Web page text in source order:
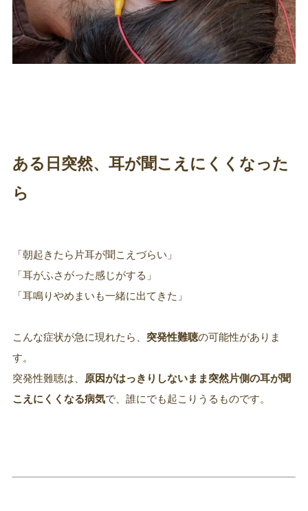
ある日突然、耳が聞こえにくくなった
ら
「朝起きたら片耳が聞こえづらい」
「耳がふさがった感じがする」
「耳鳴りやめまいも一緒に出てきた」
こんな症状が急に現れたら、 突発性難聴の可能性がありま
す。
突発性難聴は、
原因がはっきりしないまま突然片側の耳が聞
こえにくくなる病気で、誰にでも起こりうるものです。